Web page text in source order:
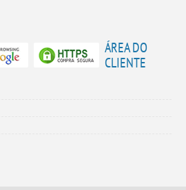
ÁREA DO
CLIENTE